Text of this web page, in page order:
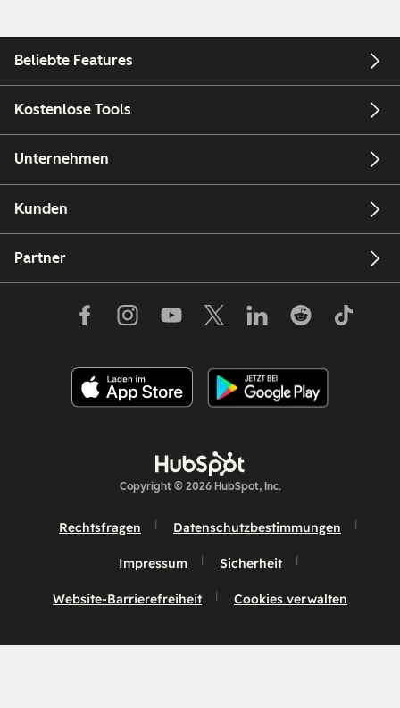
Beliebte Features
Kostenlose Tools
Unternehmen
Kunden
Partner
Copyright © 2026 HubSpot, Inc.
Rechtsfragen Datenschutzbestimmungen
Impressum Sicherheit
Website-Barrierefreiheit Cookies verwalten